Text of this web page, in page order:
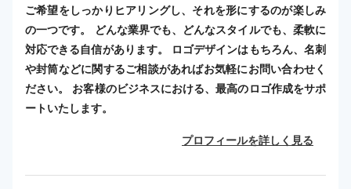
ご希望をしっかりヒアリングし、それを形にするのが楽しみ
の一つです。 どんな業界でも、どんなスタイルでも、柔軟に
対応できる自信があります。 ロゴデザインはもちろん、名刺
や封筒などに関するご相談があればお気軽にお問い合わせく
ださい。 お客様のビジネスにおける、最高のロゴ作成をサポ
ートいたします。
プロフィールを詳しく見る